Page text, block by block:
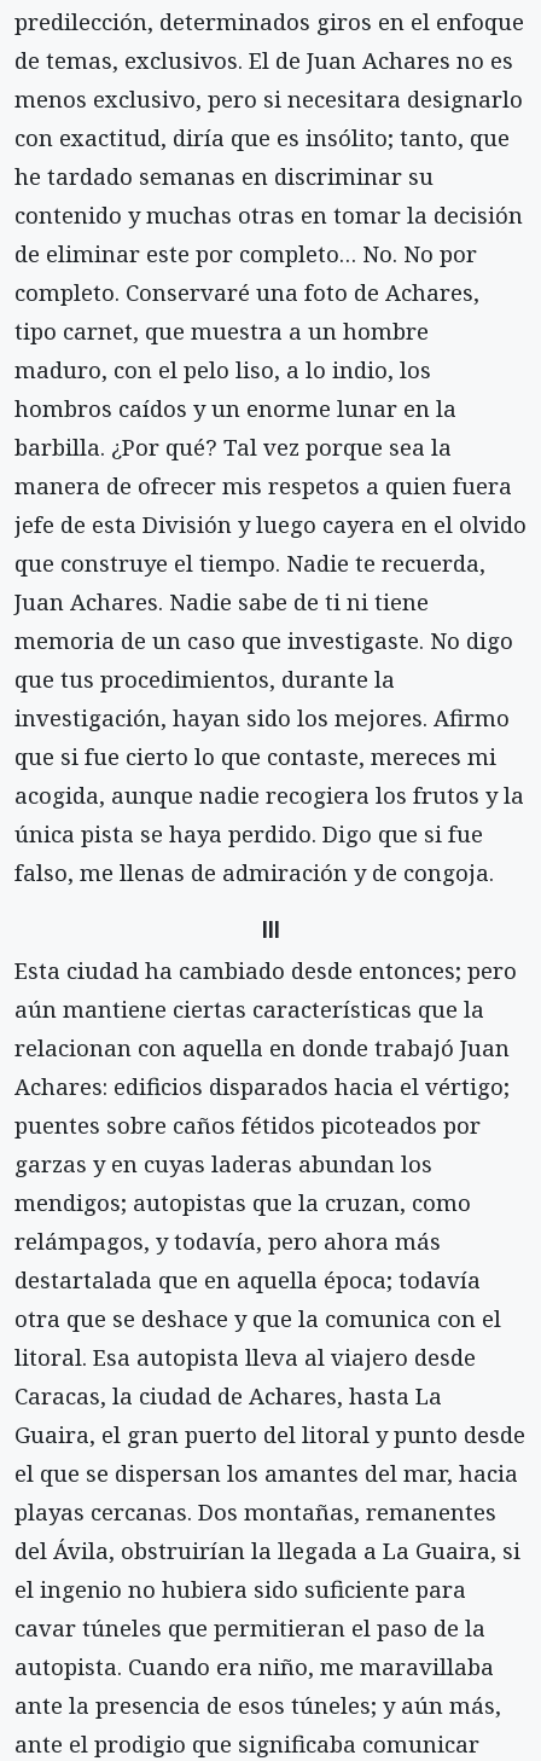
predilección, determinados giros en el enfoque
de temas, exclusivos. El de Juan Achares no es
menos exclusivo, pero si necesitara designarlo
con exactitud, diría que es insólito; tanto, que
he tardado semanas en discriminar su
contenido y muchas otras en tomar la decisión
de eliminar este por completo… No. No por
completo. Conservaré una foto de Achares,
tipo carnet, que muestra a un hombre
maduro, con el pelo liso, a lo indio, los
hombros caídos y un enorme lunar en la
barbilla. ¿Por qué? Tal vez porque sea la
manera de ofrecer mis respetos a quien fuera
jefe de esta División y luego cayera en el olvido
que construye el tiempo. Nadie te recuerda,
Juan Achares. Nadie sabe de ti ni tiene
memoria de un caso que investigaste. No digo
que tus procedimientos, durante la
investigación, hayan sido los mejores. Afirmo
que si fue cierto lo que contaste, mereces mi
acogida, aunque nadie recogiera los frutos y la
única pista se haya perdido. Digo que si fue
falso, me llenas de admiración y de congoja.
III
Esta ciudad ha cambiado desde entonces; pero
aún mantiene ciertas características que la
relacionan con aquella en donde trabajó Juan
Achares: edificios disparados hacia el vértigo;
puentes sobre caños fétidos picoteados por
garzas y en cuyas laderas abundan los
mendigos; autopistas que la cruzan, como
relámpagos, y todavía, pero ahora más
destartalada que en aquella época; todavía
otra que se deshace y que la comunica con el
litoral. Esa autopista lleva al viajero desde
Caracas, la ciudad de Achares, hasta La
Guaira, el gran puerto del litoral y punto desde
el que se dispersan los amantes del mar, hacia
playas cercanas. Dos montañas, remanentes
del Ávila, obstruirían la llegada a La Guaira, si
el ingenio no hubiera sido suficiente para
cavar túneles que permitieran el paso de la
autopista. Cuando era niño, me maravillaba
ante la presencia de esos túneles; y aún más,
ante el prodigio que significaba comunicar